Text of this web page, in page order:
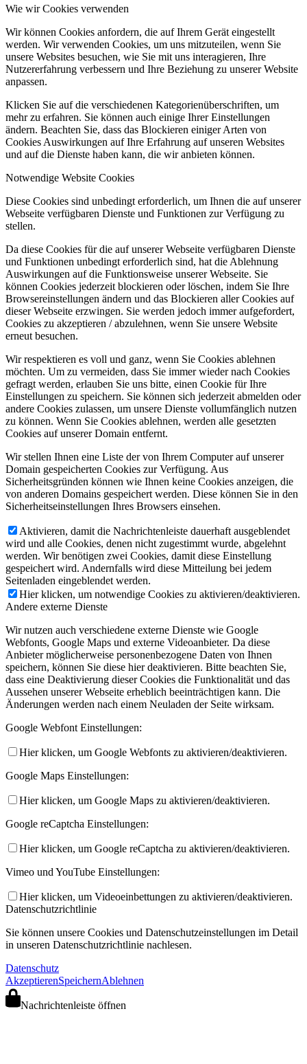
Wie wir Cookies verwenden
Wir können Cookies anfordern, die auf Ihrem Gerät eingestellt
werden. Wir verwenden Cookies, um uns mitzuteilen, wenn Sie
unsere Websites besuchen, wie Sie mit uns interagieren, Ihre
Nutzererfahrung verbessern und Ihre Beziehung zu unserer Website
anpassen.
Klicken Sie auf die verschiedenen Kategorienüberschriften, um
mehr zu erfahren. Sie können auch einige Ihrer Einstellungen
ändern. Beachten Sie, dass das Blockieren einiger Arten von
Cookies Auswirkungen auf Ihre Erfahrung auf unseren Websites
und auf die Dienste haben kann, die wir anbieten können.
Notwendige Website Cookies
Diese Cookies sind unbedingt erforderlich, um Ihnen die auf unserer
Webseite verfügbaren Dienste und Funktionen zur Verfügung zu
stellen.
Da diese Cookies für die auf unserer Webseite verfügbaren Dienste
und Funktionen unbedingt erforderlich sind, hat die Ablehnung
Auswirkungen auf die Funktionsweise unserer Webseite. Sie
können Cookies jederzeit blockieren oder löschen, indem Sie Ihre
Browsereinstellungen ändern und das Blockieren aller Cookies auf
dieser Webseite erzwingen. Sie werden jedoch immer aufgefordert,
Cookies zu akzeptieren / abzulehnen, wenn Sie unsere Website
erneut besuchen.
Wir respektieren es voll und ganz, wenn Sie Cookies ablehnen
möchten. Um zu vermeiden, dass Sie immer wieder nach Cookies
gefragt werden, erlauben Sie uns bitte, einen Cookie für Ihre
Einstellungen zu speichern. Sie können sich jederzeit abmelden oder
andere Cookies zulassen, um unsere Dienste vollumfänglich nutzen
zu können. Wenn Sie Cookies ablehnen, werden alle gesetzten
Cookies auf unserer Domain entfernt.
Wir stellen Ihnen eine Liste der von Ihrem Computer auf unserer
Domain gespeicherten Cookies zur Verfügung. Aus
Sicherheitsgründen können wie Ihnen keine Cookies anzeigen, die
von anderen Domains gespeichert werden. Diese können Sie in den
Sicherheitseinstellungen Ihres Browsers einsehen.
Aktivieren, damit die Nachrichtenleiste dauerhaft ausgeblendet
wird und alle Cookies, denen nicht zugestimmt wurde, abgelehnt
werden. Wir benötigen zwei Cookies, damit diese Einstellung
gespeichert wird. Andernfalls wird diese Mitteilung bei jedem
Seitenladen eingeblendet werden.
Hier klicken, um notwendige Cookies zu aktivieren/deaktivieren.
Andere externe Dienste
Wir nutzen auch verschiedene externe Dienste wie Google
Webfonts, Google Maps und externe Videoanbieter. Da diese
Anbieter möglicherweise personenbezogene Daten von Ihnen
speichern, können Sie diese hier deaktivieren. Bitte beachten Sie,
dass eine Deaktivierung dieser Cookies die Funktionalität und das
Aussehen unserer Webseite erheblich beeinträchtigen kann. Die
Änderungen werden nach einem Neuladen der Seite wirksam.
Google Webfont Einstellungen:
Hier klicken, um Google Webfonts zu aktivieren/deaktivieren.
Google Maps Einstellungen:
Hier klicken, um Google Maps zu aktivieren/deaktivieren.
Google reCaptcha Einstellungen:
Hier klicken, um Google reCaptcha zu aktivieren/deaktivieren.
Vimeo und YouTube Einstellungen:
Hier klicken, um Videoeinbettungen zu aktivieren/deaktivieren.
Datenschutzrichtlinie
Sie können unsere Cookies und Datenschutzeinstellungen im Detail
in unseren Datenschutzrichtlinie nachlesen.
Datenschutz
AkzeptierenSpeichernAblehnen
Nachrichtenleiste öffnen